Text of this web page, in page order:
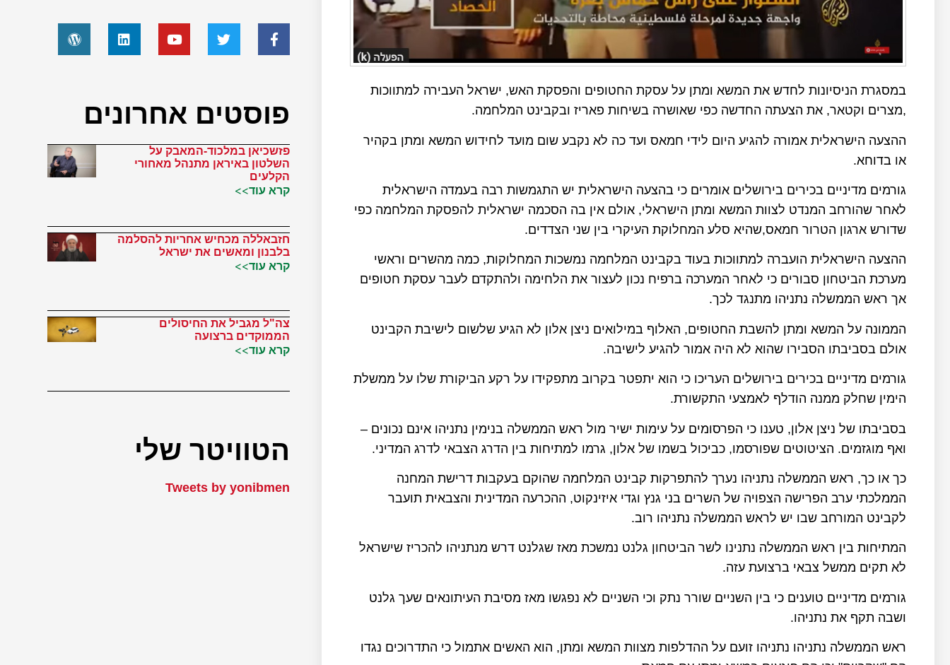
במסגרת הניסיונות לחדש את המשא ומתן על עסקת החטופים והפסקת האש, ישראל העבירה למתווכות
,מצרים וקטאר, את הצעתה החדשה כפי שאושרה בשיחות פאריז ובקבינט המלחמה.
ההצעה הישראלית אמורה להגיע היום לידי חמאס ועד כה לא נקבע שום מועד לחידוש המשא ומתן בקהיר
או בדוחא.
גורמים מדיניים בכירים בירושלים אומרים כי בהצעה הישראלית יש התגמשות רבה בעמדה הישראלית
לאחר שהורחב המנדט לצוות המשא ומתן הישראלי, אולם אין בה הסכמה ישראלית להפסקת המלחמה כפי
שדורש ארגון הטרור חמאס,שהיא סלע המחלוקת העיקרי בין שני הצדדים.
ההצעה הישראלית הועברה למתווכות בעוד בקבינט המלחמה נמשכות המחלוקות, כמה מהשרים וראשי
מערכת הביטחון סבורים כי לאחר המערכה ברפיח נכון לעצור את הלחימה ולהתקדם לעבר עסקת חטופים
אך ראש הממשלה נתניהו מתנגד לכך.
הממונה על המשא ומתן להשבת החטופים, האלוף במילואים ניצן אלון לא הגיע שלשום לישיבת הקבינט
אולם בסביבתו הסבירו שהוא לא היה אמור להגיע לישיבה.
גורמים מדיניים בכירים בירושלים העריכו כי הוא יתפטר בקרוב מתפקידו על רקע הביקורת שלו על ממשלת
הימין שחלק ממנה הודלף לאמצעי התקשורת.
בסביבתו של ניצן אלון, טענו כי הפרסומים על עימות ישיר מול ראש הממשלה בנימין נתניהו אינם נכונים –
ואף מוגזמים. הציטוטים שפורסמו, כביכול בשמו של אלון, גרמו למתיחות בין הדרג הצבאי לדרג המדיני.
כך או כך, ראש הממשלה נתניהו נערך להתפרקות קבינט המלחמה שהוקם בעקבות דרישת המחנה
הממלכתי ערב הפרישה הצפויה של השרים בני גנץ וגדי איזינקוט, ההכרעה המדינית והצבאית תועבר
לקבינט המורחב שבו יש לראש הממשלה נתניהו רוב.
המתיחות בין ראש הממשלה נתנינו לשר הביטחון גלנט נמשכת מאז שגלנט דרש מנתניהו להכריז שישראל
לא תקים ממשל צבאי ברצועת עזה.
גורמים מדיניים טוענים כי בין השניים שורר נתק וכי השניים לא נפגשו מאז מסיבת העיתונאים שעך גלנט
ושבה תקף את נתניהו.
ראש הממשלה נתניהו נתניהו זועם על ההדלפות מצוות המשא ומתן, הוא האשים אתמול כי התדרוכים נגדו
פוסטים אחרונים
פזשכיאן במלכוד-המאבק על
השלטון באיראן מתנהל מאחורי
הקלעים
קרא עוד>>
חזבאללה מכחיש אחריות להסלמה
בלבנון ומאשים את ישראל
קרא עוד>>
צה"ל מגביל את החיסולים
הממוקדים ברצועה
קרא עוד>>
הטוויטר שלי
Tweets by yonibmen